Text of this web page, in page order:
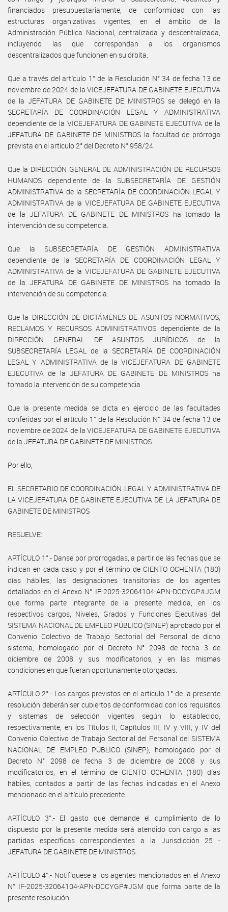
financiados presupuestariamente, de conformidad con las
estructuras organizativas vigentes, en el ámbito de la
Administración Pública Nacional, centralizada y descentralizada,
incluyendo las que correspondan a los organismos
descentralizados que funcionen en su órbita.
Que a través del artículo 1° de la Resolución N° 34 de fecha 13 de
noviembre de 2024 de la VICEJEFATURA DE GABINETE EJECUTIVA
de la JEFATURA DE GABINETE DE MINISTROS se delegó en la
SECRETARÍA DE COORDINACIÓN LEGAL Y ADMINISTRATIVA
dependiente de la VICEJEFATURA DE GABINETE EJECUTIVA de la
JEFATURA DE GABINETE DE MINISTROS la facultad de prórroga
prevista en el artículo 2° del Decreto N° 958/24.
Que la DIRECCIÓN GENERAL DE ADMINISTRACIÓN DE RECURSOS
HUMANOS dependiente de la SUBSECRETARÍA DE GESTIÓN
ADMINISTRATIVA de la SECRETARÍA DE COORDINACIÓN LEGAL Y
ADMINISTRATIVA de la VICEJEFATURA DE GABINETE EJECUTIVA
de la JEFATURA DE GABINETE DE MINISTROS ha tomado la
intervención de su competencia.
Que la SUBSECRETARÍA DE GESTIÓN ADMINISTRATIVA
dependiente de la SECRETARÍA DE COORDINACIÓN LEGAL Y
ADMINISTRATIVA de la VICEJEFATURA DE GABINETE EJECUTIVA
de la JEFATURA DE GABINETE DE MINISTROS ha tomado la
intervención de su competencia.
Que la DIRECCIÓN DE DICTÁMENES DE ASUNTOS NORMATIVOS,
RECLAMOS Y RECURSOS ADMINISTRATIVOS dependiente de la
DIRECCIÓN GENERAL DE ASUNTOS JURÍDICOS de la
SUBSECRETARÍA LEGAL de la SECRETARÍA DE COORDINACIÓN
LEGAL Y ADMINISTRATIVA de la VICEJEFATURA DE GABINETE
EJECUTIVA de la JEFATURA DE GABINETE DE MINISTROS ha
tomado la intervención de su competencia.
Que la presente medida se dicta en ejercicio de las facultades
conferidas por el artículo 1° de la Resolución N° 34 de fecha 13 de
noviembre de 2024 de la VICEJEFATURA DE GABINETE EJECUTIVA
de la JEFATURA DE GABINETE DE MINISTROS.
Por ello,
EL SECRETARIO DE COORDINACIÓN LEGAL Y ADMINISTRATIVA DE
LA VICEJEFATURA DE GABINETE EJECUTIVA DE LA JEFATURA DE
GABINETE DE MINISTROS
RESUELVE:
ARTÍCULO 1°.- Danse por prorrogadas, a partir de las fechas que se
indican en cada caso y por el término de CIENTO OCHENTA (180)
días hábiles, las designaciones transitorias de los agentes
detallados en el Anexo N° IF-2025-32064104-APN-DCCYGP#JGM
que forma parte integrante de la presente medida, en los
respectivos cargos, Niveles, Grados y Funciones Ejecutivas del
SISTEMA NACIONAL DE EMPLEO PÚBLICO (SINEP) aprobado por el
Convenio Colectivo de Trabajo Sectorial del Personal de dicho
sistema, homologado por el Decreto N° 2098 de fecha 3 de
diciembre de 2008 y sus modificatorios, y en las mismas
condiciones en que fueran oportunamente otorgadas.
ARTÍCULO 2°.- Los cargos previstos en el artículo 1° de la presente
resolución deberán ser cubiertos de conformidad con los requisitos
y sistemas de selección vigentes según lo establecido,
respectivamente, en los Títulos II, Capítulos III, IV y VIII, y IV del
Convenio Colectivo de Trabajo Sectorial del Personal del SISTEMA
NACIONAL DE EMPLEO PÚBLICO (SINEP), homologado por el
Decreto N° 2098 de fecha 3 de diciembre de 2008 y sus
modificatorios, en el término de CIENTO OCHENTA (180) días
hábiles, contados a partir de las fechas indicadas en el Anexo
mencionado en el artículo precedente.
ARTÍCULO 3°.- El gasto que demande el cumplimiento de lo
dispuesto por la presente medida será atendido con cargo a las
partidas específicas correspondientes a la Jurisdicción 25 -
JEFATURA DE GABINETE DE MINISTROS.
ARTÍCULO 4°.- Notifíquese a los agentes mencionados en el Anexo
N° IF-2025-32064104-APN-DCCYGP#JGM que forma parte de la
presente resolución.